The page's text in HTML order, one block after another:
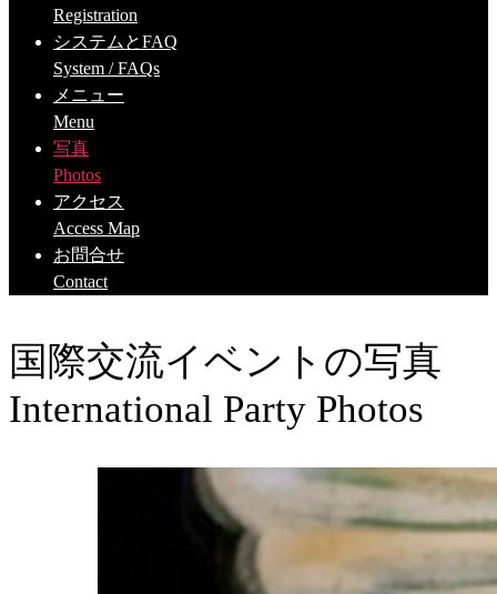
Registration
システムとFAQ
System / FAQs
メニュー
Menu
写真
Photos
アクセス
Access Map
お問合せ
Contact
国際交流イベントの写真
International Party Photos